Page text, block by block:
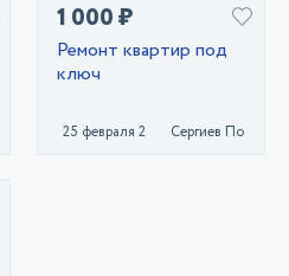
1 000 ₽
Ремонт квартир под
ключ
25 февраля 2022 Сергиев Посад